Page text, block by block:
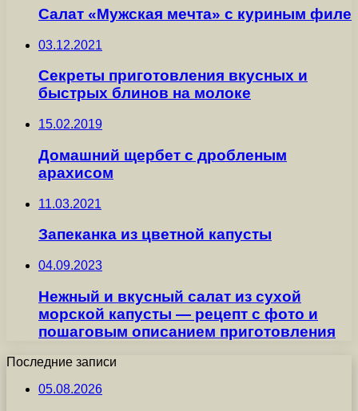
Салат «Мужская мечта» с куриным филе
03.12.2021
Секреты приготовления вкусных и
быстрых блинов на молоке
15.02.2019
Домашний щербет с дробленым
арахисом
11.03.2021
Запеканка из цветной капусты
04.09.2023
Нежный и вкусный салат из сухой
морской капусты — рецепт с фото и
пошаговым описанием приготовления
Последние записи
05.08.2026